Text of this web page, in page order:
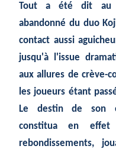
Tout a été dit au
abandonné du duo
contact aussi
jusqu'à l'issue
aux allures de crève-
les joueurs étant
Le destin de son
constitua en
rebondissements,